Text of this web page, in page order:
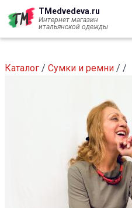
Перейти TMedvedeva.ru
Интернет магазин
итальянской одежды
Каталог / Сумки и ремни / /